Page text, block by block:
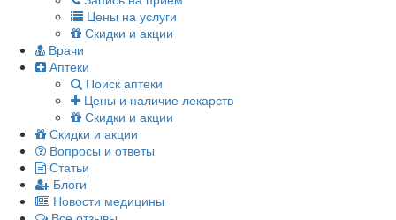
Цены на услуги
Скидки и акции
Врачи
Аптеки
Поиск аптеки
Цены и наличие лекарств
Скидки и акции
Скидки и акции
Вопросы и ответы
Статьи
Блоги
Новости медицины